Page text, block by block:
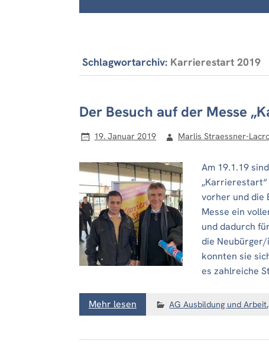
Schlagwortarchiv: Karrierestart 2019
Der Besuch auf der Messe
19. Januar 2019 Marlis Straessner-
Am 19.1.19
„Karrierestart“
vorher und die
Messe ein
und dadurch
die
konnten sie
es zahlreiche
Mehr lesen AG Ausbildung und Arbeit